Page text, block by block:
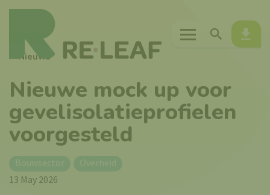
MenuZoeken
Nieuws
Nieuwe mock up voor
gevelisolatieprofielen
voorgesteld
Bouwsector
Overheid
13 May 2026